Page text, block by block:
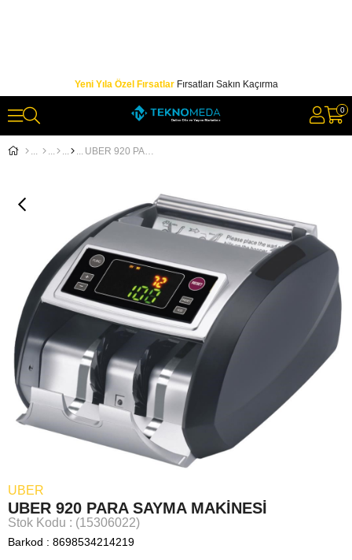
Yeni Yıla Özel FırsatlarFırsatları Sakın Kaçırma
0
UBER 920 PARA SAYMA MAKİNESİ
UBER
UBER 920 PARA SAYMA MAKİNESİ
Stok Kodu (15306022)
Barkod : 8698534214219